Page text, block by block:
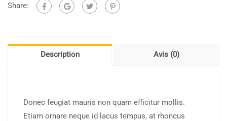
Share:
Description Avis (0)
Donec feugiat mauris non quam efficitur mollis.
Etiam ornare neque id lacus tempus, at rhoncus